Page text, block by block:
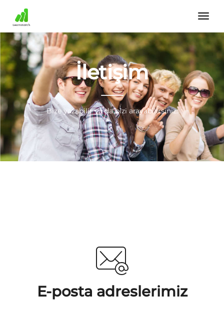
İletişim
Bize yazabilir ya da bizi arayabilirsiniz.
E-posta adreslerimiz